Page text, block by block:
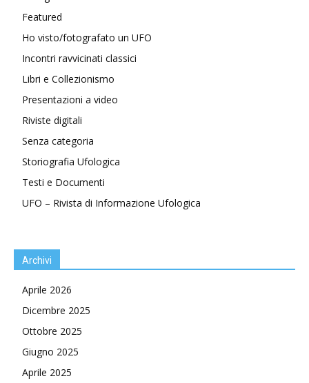
Featured
Ho visto/fotografato un UFO
Incontri ravvicinati classici
Libri e Collezionismo
Presentazioni a video
Riviste digitali
Senza categoria
Storiografia Ufologica
Testi e Documenti
UFO – Rivista di Informazione Ufologica
Archivi
Aprile 2026
Dicembre 2025
Ottobre 2025
Giugno 2025
Aprile 2025